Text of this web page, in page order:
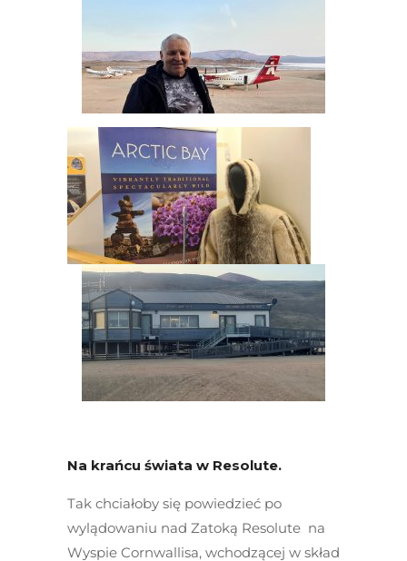
Na krańcu świata w Resolute.
Tak chciałoby się powiedzieć po
wylądowaniu nad Zatoką Resolute na
Wyspie Cornwallisa, wchodzącej w skład